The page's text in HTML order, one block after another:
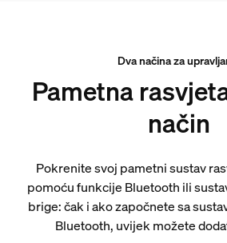
Dva načina za
Pametna
način
Pokrenite svoj pametni sustav
pomoću funkcije Bluetooth ili
brige: čak i ako započnete sa
Bluetooth, uvijek možete